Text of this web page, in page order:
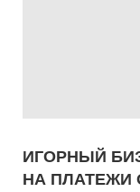
ИГОРНЫЙ
НА ПЛАТЕЖИ